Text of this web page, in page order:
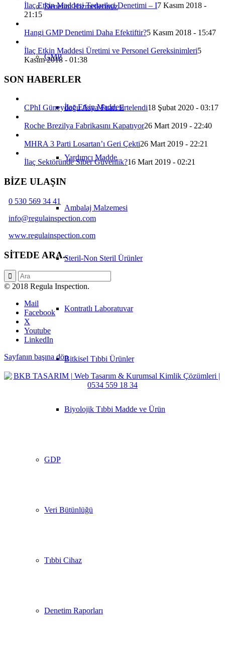
Denetim Hizmetlerimiz
GMP
İlaç Etkin Maddesi
Yardımcı Madde
Ambalaj Malzemesi
Steril-Non Steril Ürünler
Kontratlı Laboratuvar
Bitkisel Tıbbi Ürünler
Biyolojik Tıbbi Madde ve Ürün
GDP
Veri Bütünlüğü
Tıbbi Cihaz
Denetim Raporları
İlaç Etkin Maddesi Tedarikçi Denetimi – I7 Kasım 2018 -
21:15
Hangi GMP Denetimi Daha Efektiftir?5 Kasım 2018 - 15:47
İlaç Etkin Maddesi Üretimi ve Personel Gereksinimleri5
Kasım 2018 - 01:38
SON HABERLER
CPhI Güneydoğu Asya Fuarı Ertelendi18 Şubat 2020 - 03:17
Roche Brezilya Fabrikasını Kapatıyor26 Mart 2019 - 22:40
MHRA 3 Parti Losartan’ı Geri Çekti26 Mart 2019 - 22:21
İlaç Sektöründe Siber Güvenlik?16 Mart 2019 - 02:21
BİZE ULAŞIN
0 530 569 34 41
info@regulainspection.com
www.regulainspection.com
SİTEDE ARA..
© 2018 Regula Inspection.
Mail
Facebook
X
Youtube
LinkedIn
Sayfanın başına dön